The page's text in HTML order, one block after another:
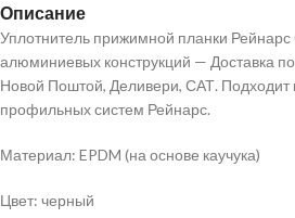
Описание
Уплотнитель прижимной планки Рейнарс
алюминиевых конструкций — Доставка
Новой Поштой, Деливери, САТ. Подходит
профильных систем Рейнарс.
Материал: EPDM (на основе каучука)
Цвет: черный